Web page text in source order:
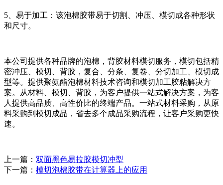
5、易于加工：该泡棉胶带易于切割、冲压、模切成各种形状
和尺寸。
本公司提供各种品牌的泡棉，背胶材料模切服务，模切包括精
密冲压、模切、背胶，复合、分条、复卷、分切加工、模切成
型等。提供聚氨酯泡棉材料技术咨询和模切加工胶粘解决方
案。从材料、模切、背胶，为客户提供一站式解决方案，为客
人提供高品质、高性价比的终端产品。一站式材料采购，从原
料采购到模切成品，省去多个成品采购流程，让客户采购更快
速。
上一篇： 双面黑色易拉胶模切冲型
下一篇： 模切泡棉胶带在计算器上的应用